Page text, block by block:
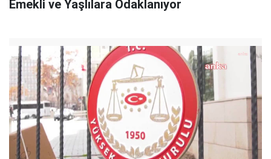
Emekli ve Yaşlılara Odaklanıyor